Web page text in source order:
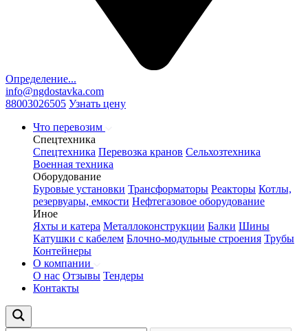
Определение...
info@ngdostavka.com
88003026505 Узнать цену
Что перевозим
Спецтехника
Спецтехника Перевозка кранов Сельхозтехника
Военная техника
Оборудование
Буровые установки Трансформаторы Реакторы Котлы,
резервуары, емкости Нефтегазовое оборудование
Иное
Яхты и катера Металлоконструкции Балки Шины
Катушки с кабелем Блочно-модульные строения Трубы
Контейнеры
О компании
О нас Отзывы Тендеры
Контакты